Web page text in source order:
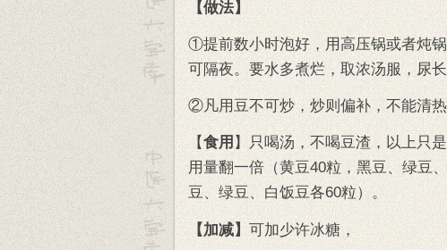
【做法】
①提前数小时泡好，用高压锅或者炖
可隔夜。要水多煮烂，取浓汤服，尿
②凡用豆不可炒，炒则偏补，不能清
【食用 】只喝汤，不喝豆渣，以上只
用量翻一倍（黄豆40粒，黑豆、绿豆
豆、绿豆、白饭豆各60粒）。
【加减】 可加少许冰糖，